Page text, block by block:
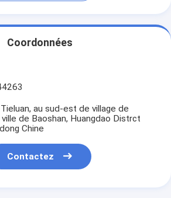
Coordonnées
au sud-est de village de
ville de Baoshan, Huangdao Distrct
Chine
Contactez